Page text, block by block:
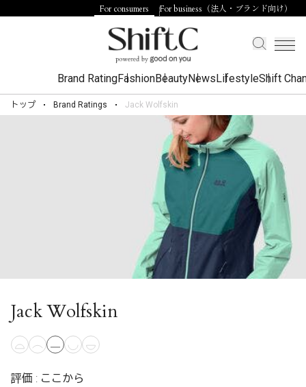
For consumers For business（法人・ブランド向け）
Brand RatingFashionBeautyNewsLifestyleShift
トップ Brand Ratings Jack Wolfskin
Jack Wolfskin
評価 : ここから